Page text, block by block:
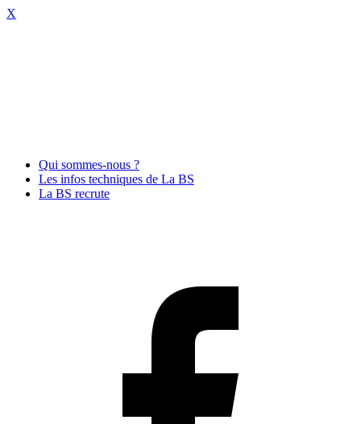
X
Qui sommes-nous ?
Les infos techniques de La BS
La BS recrute